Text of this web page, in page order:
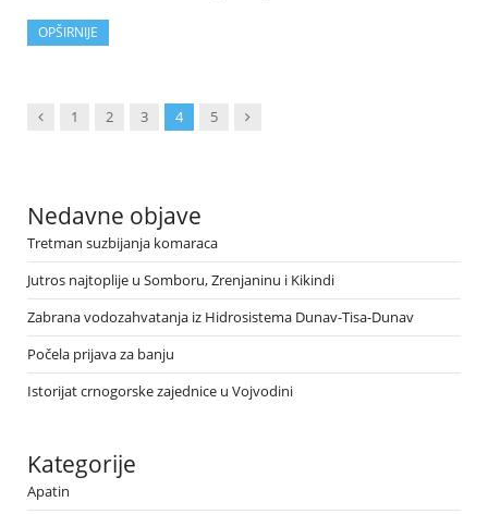
OPŠIRNIJE
Previous
1 2 3 4 5 Next
Nedavne objave
Tretman suzbijanja komaraca
Jutros najtoplije u Somboru, Zrenjaninu i Kikindi
Zabrana vodozahvatanja iz Hidrosistema Dunav-Tisa-Dunav
Počela prijava za banju
Istorijat crnogorske zajednice u Vojvodini
Kategorije
Apatin